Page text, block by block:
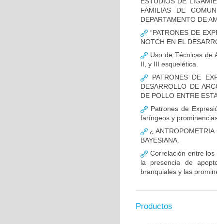
FAMILIAS DE
DEPARTAMENTO DE
“PATRONES DE
NOTCH EN EL
Uso de Técnicas de
II, y III esquelética.
PATRONES DE
DESARROLLO DE
DE POLLO ENTRE
Patrones de
faríngeos y
¿ ANTROPOMETRIA
BAYESIANA.
Correlación entre
la presencia de
branquiales y las
Productos